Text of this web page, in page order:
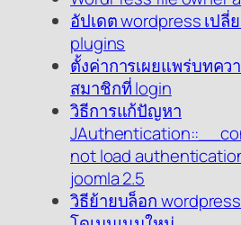
อัปเดต wordpress เปลี่
plugins
ตั้งค่าการเผยแพร่บทคว
สมาชิกที่ login
วิธีการแก้ปัญหา
not load
joomla 2.5
วิธีย้ายบล็อก